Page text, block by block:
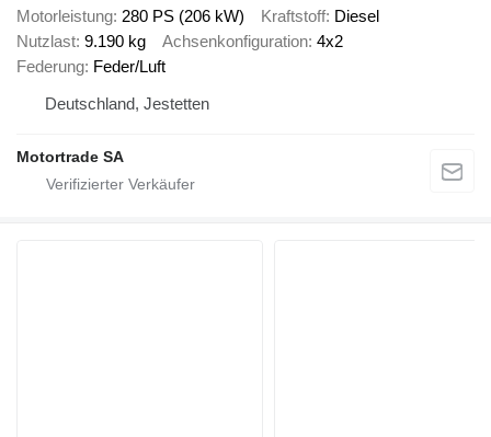
Motorleistung 280 PS (206 kW) Kraftstoff Diesel
Nutzlast 9.190 kg Achsenkonfiguration 4x2
Federung Feder/Luft
Deutschland, Jestetten
Motortrade SA